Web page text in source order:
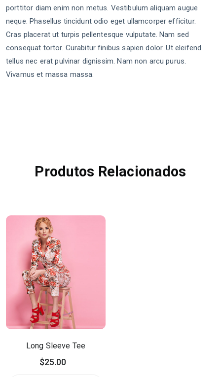
porttitor diam enim non metus. Vestibulum aliquam augue
neque. Phasellus tincidunt odio eget ullamcorper efficitur.
Cras placerat ut turpis pellentesque vulputate. Nam sed
consequat tortor. Curabitur finibus sapien dolor. Ut eleifend
tellus nec erat pulvinar dignissim. Nam non arcu purus.
Vivamus et massa massa.
Produtos Relacionados
Long Sleeve Tee
$25.00